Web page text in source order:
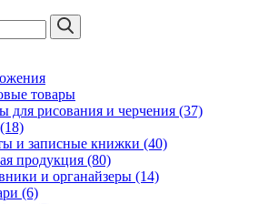
товары
для рисования и черчения (37)
и записные книжки (40)
продукция (80)
и органайзеры (14)
(6)